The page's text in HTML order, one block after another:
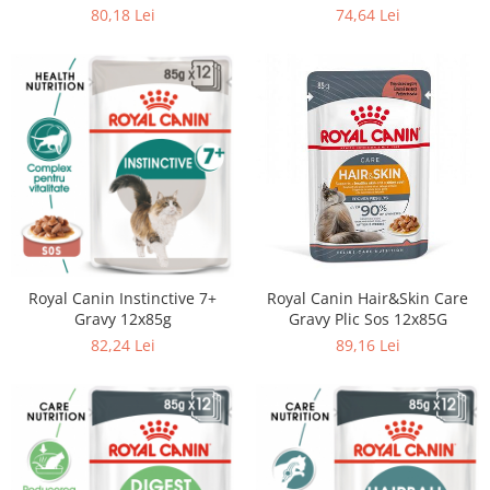
80,18 Lei
74,64 Lei
Royal Canin Instinctive 7+
Gravy 12x85g
82,24 Lei
Royal Canin Hair&Skin Care
Gravy Plic Sos 12x85G
89,16 Lei